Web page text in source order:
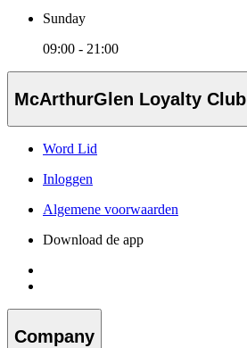
Sunday
09:00 - 21:00
McArthurGlen Loyalty Club
Word Lid
Inloggen
Algemene voorwaarden
Download de app
Company